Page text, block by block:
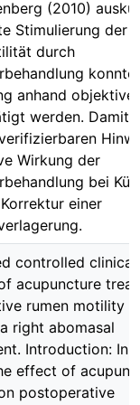
(2010)
Stimulierung der
durch
konnte
anhand
werden. Damit
Wirkung der
bei
einer
controlled
acupuncture
rumen motility
right abomasal
Introduction: In
effect of
postoperative